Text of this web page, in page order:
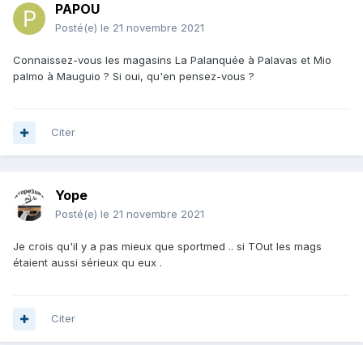
PAPOU
Posté(e) le 21 novembre 2021
Connaissez-vous les magasins La Palanquée à Palavas et Mio
palmo à Mauguio ? Si oui, qu'en pensez-vous ?
Citer
Yope
Posté(e) le 21 novembre 2021
Je crois qu'il y a pas mieux que sportmed .. si TOut les mags
étaient aussi sérieux qu eux .
Citer